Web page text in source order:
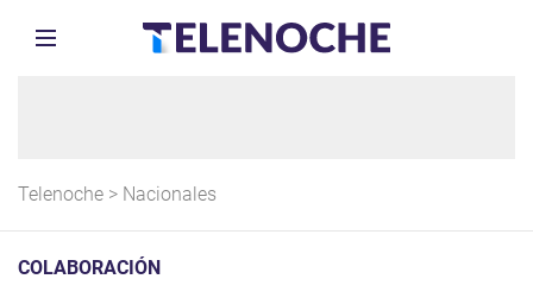
Telenoche > Nacionales
COLABORACIÓN